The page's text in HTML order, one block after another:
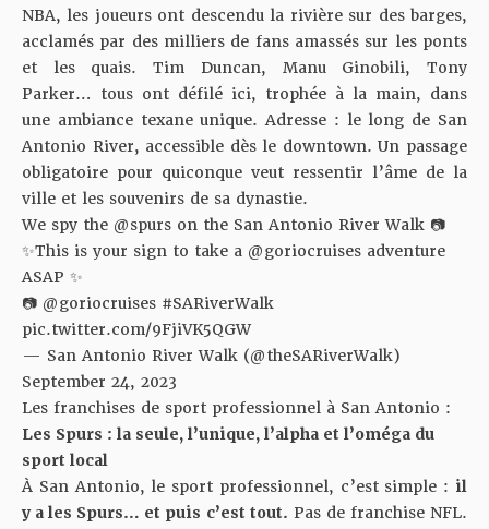
NBA, les joueurs ont descendu la rivière sur des barges,
acclamés par des milliers de fans amassés sur les ponts
et les quais. Tim Duncan, Manu Ginobili, Tony
Parker… tous ont défilé ici, trophée à la main, dans
une ambiance texane unique. Adresse : le long de San
Antonio River, accessible dès le downtown. Un passage
obligatoire pour quiconque veut ressentir l’âme de la
ville et les souvenirs de sa dynastie.
We spy the @spurs on the San Antonio River Walk 📷
✨This is your sign to take a @goriocruises adventure
ASAP ✨
📷 @goriocruises #SARiverWalk
pic.twitter.com/9FjiVK5QGW
— San Antonio River Walk (@theSARiverWalk)
September 24, 2023
Les franchises de sport professionnel à San Antonio :
Les Spurs : la seule, l’unique, l’alpha et l’oméga du
sport local
À San Antonio, le sport professionnel, c’est simple : il
y a les Spurs… et puis c’est tout. Pas de franchise NFL.